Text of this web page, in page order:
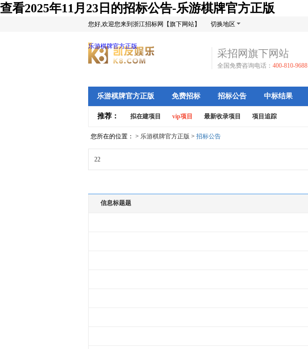
查看2025年11月23日的招标公告-乐游棋牌官方正版
您好,欢迎您来到浙江招标网【旗下网站】 切换地区
乐游棋牌官方正版
采招网旗下网站
全国免费咨询电话： 400-810-9688
乐游棋牌官方正版 免费招标 招标公告 中标结果
推荐： 拟在建项目 vip项目 最新收录项目 项目追踪
您所在的位置： > 乐游棋牌官方正版 > 招标公告
22
信息标题题